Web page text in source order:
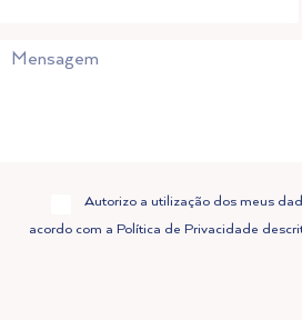
MessageAutorizo a utilização dos meus
acordo com a Política de Privacidade